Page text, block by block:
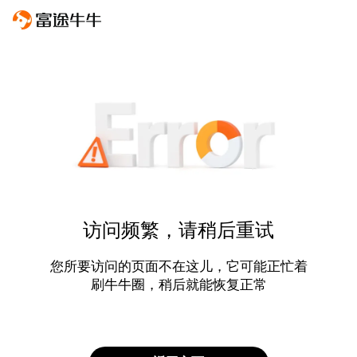
访问频繁，请稍后重试
您所要访问的页面不在这儿，它可能正忙着
刷牛牛圈，稍后就能恢复正常